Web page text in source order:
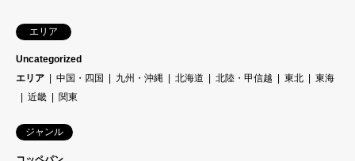
エリア
Uncategorized
エリア
中国・四国 九州・沖縄 北海道 北陸・甲信越 東北
東海
近畿
関東
ジャンル